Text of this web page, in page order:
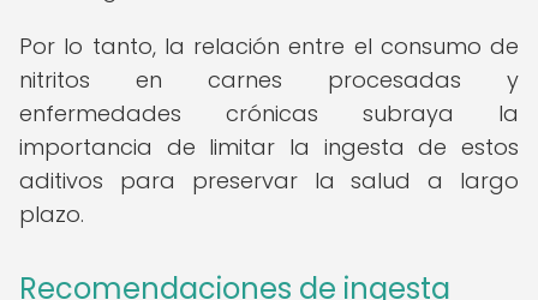
Por lo tanto, la relación entre el consumo de
nitritos en carnes procesadas y
enfermedades crónicas subraya la
importancia de limitar la ingesta de estos
aditivos para preservar la salud a largo
plazo.
Recomendaciones de ingesta